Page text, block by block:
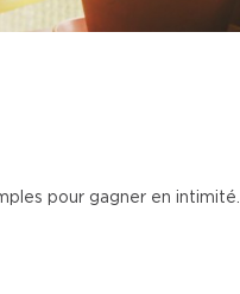
pour gagner en intimité.